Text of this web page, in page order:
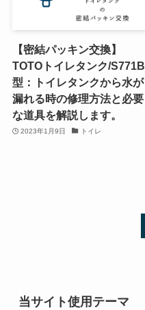
【密結パッキン交換】
TOTOトイレタンク/S771B
型：トイレタンクから水が
漏れる時の修理方法と必要
な道具を解説します。
2023年1月9日 トイレ
当サイト使用テーマ